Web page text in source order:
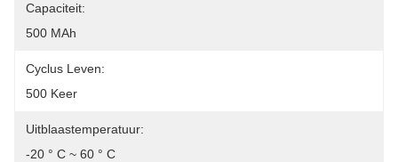
Capaciteit:
500 MAh
Cyclus Leven:
500 Keer
Uitblaastemperatuur:
-20 ° C ~ 60 ° C